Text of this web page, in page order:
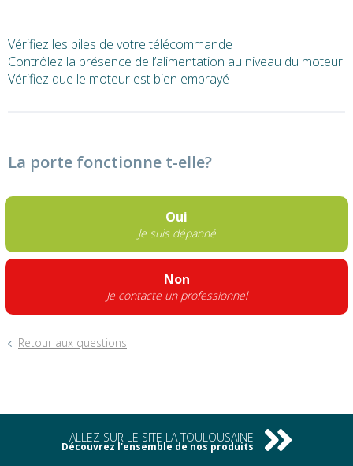
Vérifiez les piles de votre télécommande
Contrôlez la présence de l’alimentation au niveau du moteur
Vérifiez que le moteur est bien embrayé
La porte fonctionne t-elle?
Oui
Je suis dépanné
Non
Je contacte un professionnel
Retour aux questions
ALLEZ SUR LE SITE LA TOULOUSAINE
Découvrez l'ensemble de nos produits